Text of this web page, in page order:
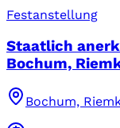
Festanstellung
Staatlich
Bochum,
Bochum,